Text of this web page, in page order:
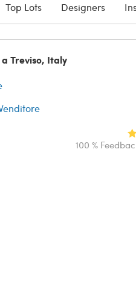
Top Lots Designers
a Treviso, Italy
100 %